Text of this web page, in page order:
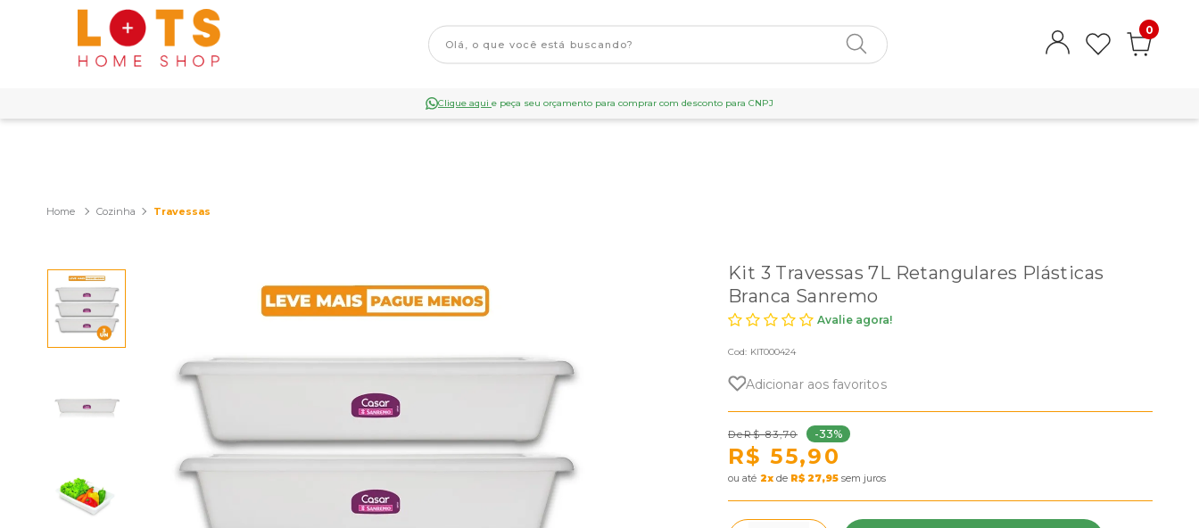
0
Clique aqui e peça seu orçamento para comprar com desconto para CNPJ
Cozinha Travessas
Kit 3 Travessas 7L Retangulares Plásticas
Branca Sanremo
Avalie agora!
Cod: KIT000424
Adicionar aos favoritos
R$ 83,70 -33%
R$ 55,90
ou 2x de R$ 27,95 sem juros